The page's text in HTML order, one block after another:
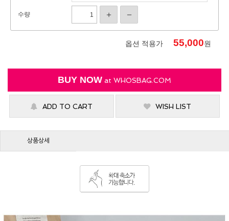
수량
옵션 적용가 55,000원
BUY NOW at WHOSBAG.COM
ADD TO CART WISH LIST
상품상세